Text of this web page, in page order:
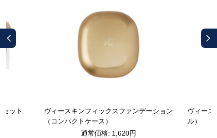
ット
ヴィースキンフィックスファンデーション
（コンパクトケース）
通常価格: 1,620円
ヴィース
ル）